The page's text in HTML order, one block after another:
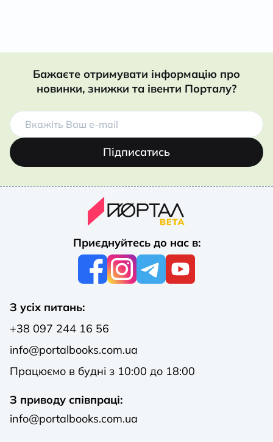
Бажаєте отримувати інформацію про
новинки, знижки та івенти Порталу?
Підписатись
Приєднуйтесь до нас в:
З усіх питань:
+38 097 244 16 56
info@portalbooks.com.ua
Працюємо в будні з 10:00 до 18:00
З приводу співпраці:
info@portalbooks.com.ua